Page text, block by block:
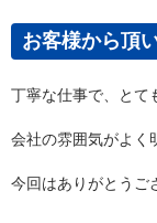
お客様から頂
丁寧な仕事で、とて
会社の雰囲気がよく
今回はありがとうご